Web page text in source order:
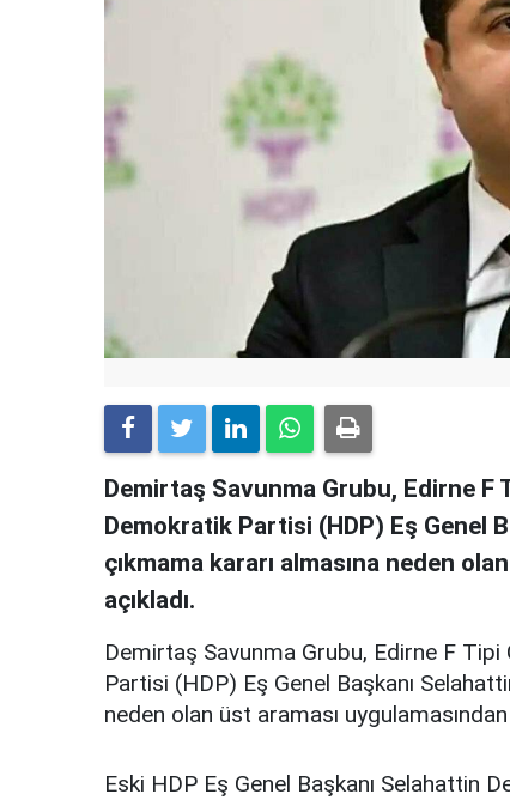
Demirtaş Savunma Grubu, Edirne F
Demokratik Partisi (HDP) Eş Genel
çıkmama kararı almasına neden
açıkladı.
Demirtaş Savunma Grubu, Edirne F Tipi
Partisi (HDP) Eş Genel Başkanı
neden olan üst araması
Eski HDP Eş Genel Başkanı Selahattin